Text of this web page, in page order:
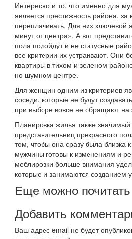
Интересно и то, что именно для
является престижность района, за
переплачивать. Для них ключевой
минут от центра». А вот
пола подойдут и не статусные
все критерии их устраивают. Они
квартиры в тихом и зеленом
но шумном центре.
Для женщин одним из критериев
соседи, которые не будут
при выборе вовсе не обращают на
Планировка жилья также значимый
представительниц прекрасного
том, чтобы она сразу была близка
мужчины готовы к изменениям и
меблировки больше внимания
которые и занимаются созданием
Еще можно почитать
Добавить
Ваш адрес email не будет